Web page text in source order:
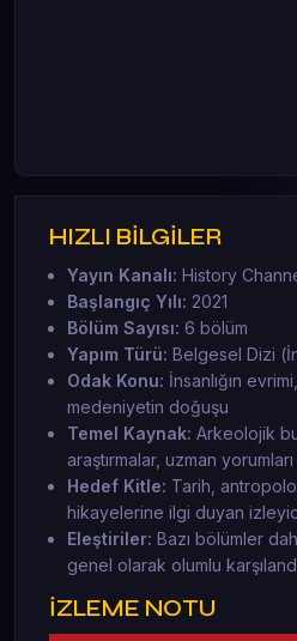
HIZLI BİLGİLER
Yayın Kanalı: History
Başlangıç Yılı: 2021
Bölüm Sayısı: 6 bölüm
Yapım Türü: Belgesel Dizi
Odak Konu: İnsanlığın
medeniyetin doğuşu
Temel Kaynak: Arkeolojik
araştırmalar, uzman yorumları
Hedef Kitle: Tarih,
hikayelerine ilgi duyan
Eleştiriler: Bazı bölümler
genel olarak olumlu
İZLEME NOTU